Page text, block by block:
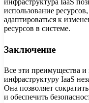
инфраструктура IaaS
использование
адаптироваться к
ресурсов в системе.
Заключение
Все эти преимущества
инфраструктуру IaaS
Она позволяет
и обеспечить